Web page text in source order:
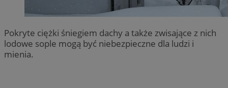
Pokryte ciężki śniegiem dachy a także zwisające z nich
lodowe sople mogą być niebezpieczne dla ludzi i
mienia.